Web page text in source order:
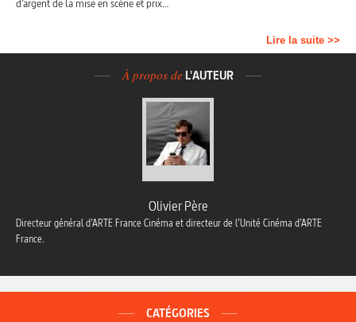
d’argent de la mise en scène et prix…
Lire la suite >>
À propos de L'AUTEUR
Olivier Père
Directeur général d’ARTE France Cinéma et directeur de l’Unité Cinéma d’ARTE
France.
CATÉGORIES